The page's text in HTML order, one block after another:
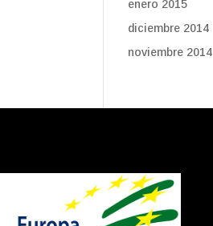
enero 2015
diciembre 2014
noviembre 2014